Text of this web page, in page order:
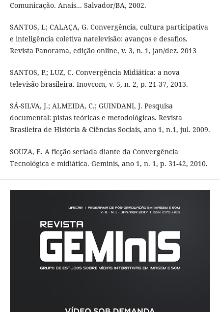
Comunicação. Anais... Salvador/BA, 2002.
SANTOS, L; CALAÇA, G. Convergência, cultura participativa
e inteligência coletiva natelevisão: avanços e desafios.
Revista Panorama, edição online, v. 3, n. 1, jan/dez. 2013
SANTOS, P.; LUZ, C. Convergência Midiática: a nova
televisão brasileira. Inovcom, v. 5, n. 2, p. 21-37, 2013.
SÁ-SILVA, J.; ALMEIDA, C.; GUINDANI, J. Pesquisa
documental: pistas teóricas e metodológicas. Revista
Brasileira de História & Ciências Sociais, ano 1, n.1, jul. 2009.
SOUZA, E. A ficção seriada diante da Convergência
Tecnológica e midiática. Geminis, ano 1, n. 1, p. 31-42, 2010.